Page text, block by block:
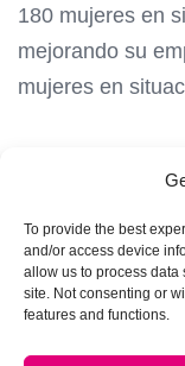
To provide the best
and/or access device
allow us to process
site. Not consenting or
features and functions.
180 mujeres en
mejorando su
mujeres en